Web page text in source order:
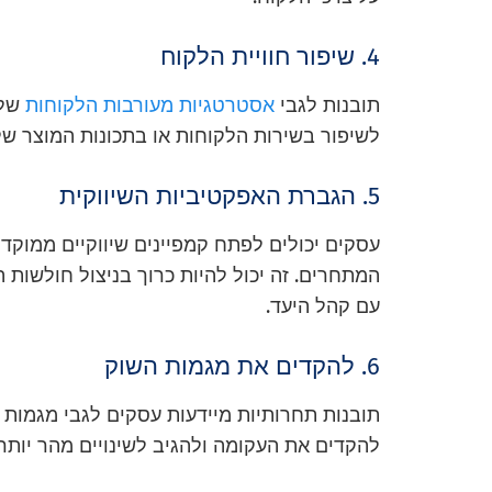
4. שיפור חוויית הלקוח
תובנות לגבי אסטרטגיות מעורבות הלקוחות
לשיפור בשירות הלקוחות או בתכונות המוצר
5. הגברת האפקטיביות השיווקית
עסקים יכולים לפתח קמפיינים שיווקיים
המתחרים. זה יכול להיות כרוך בניצול
עם קהל היעד.
6. להקדים את מגמות השוק
תובנות תחרותיות מיידעות עסקים לגבי
להקדים את העקומה ולהגיב לשינויים מהר